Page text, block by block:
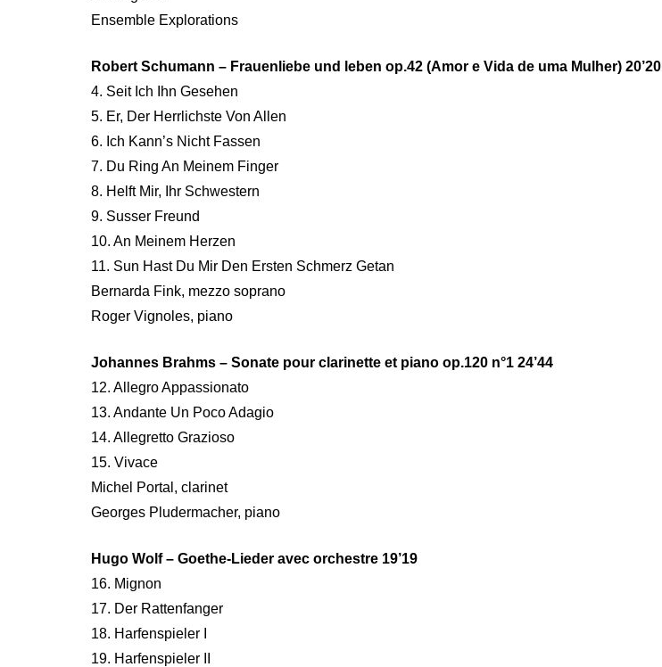
Ensemble Explorations
Robert Schumann – Frauenliebe und leben op.42 (Amor e Vida de uma Mulher) 20’20
4. Seit Ich Ihn Gesehen
5. Er, Der Herrlichste Von Allen
6. Ich Kann’s Nicht Fassen
7. Du Ring An Meinem Finger
8. Helft Mir, Ihr Schwestern
9. Susser Freund
10. An Meinem Herzen
11. Sun Hast Du Mir Den Ersten Schmerz Getan
Bernarda Fink, mezzo soprano
Roger Vignoles, piano
Johannes Brahms – Sonate pour clarinette et piano op.120 n°1 24’44
12. Allegro Appassionato
13. Andante Un Poco Adagio
14. Allegretto Grazioso
15. Vivace
Michel Portal, clarinet
Georges Pludermacher, piano
Hugo Wolf – Goethe-Lieder avec orchestre 19’19
16. Mignon
17. Der Rattenfanger
18. Harfenspieler I
19. Harfenspieler II